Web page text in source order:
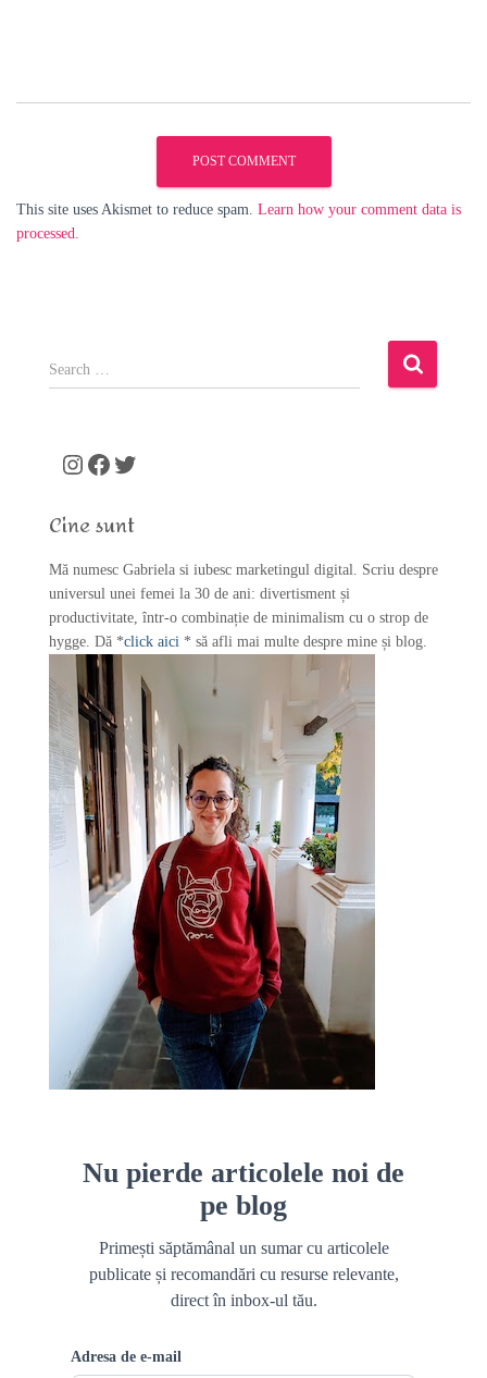
This site uses Akismet to reduce spam. Learn how your comment data is
processed.
S
e
o
:
Instagram Facebook Twitter
Cine sunt
Mă numesc Gabriela si iubesc marketingul digital. Scriu despre
universul unei femei la 30 de ani: divertisment și
productivitate, într-o combinație de minimalism cu o strop de
hygge. Dă *click aici * să afli mai multe despre mine și blog.